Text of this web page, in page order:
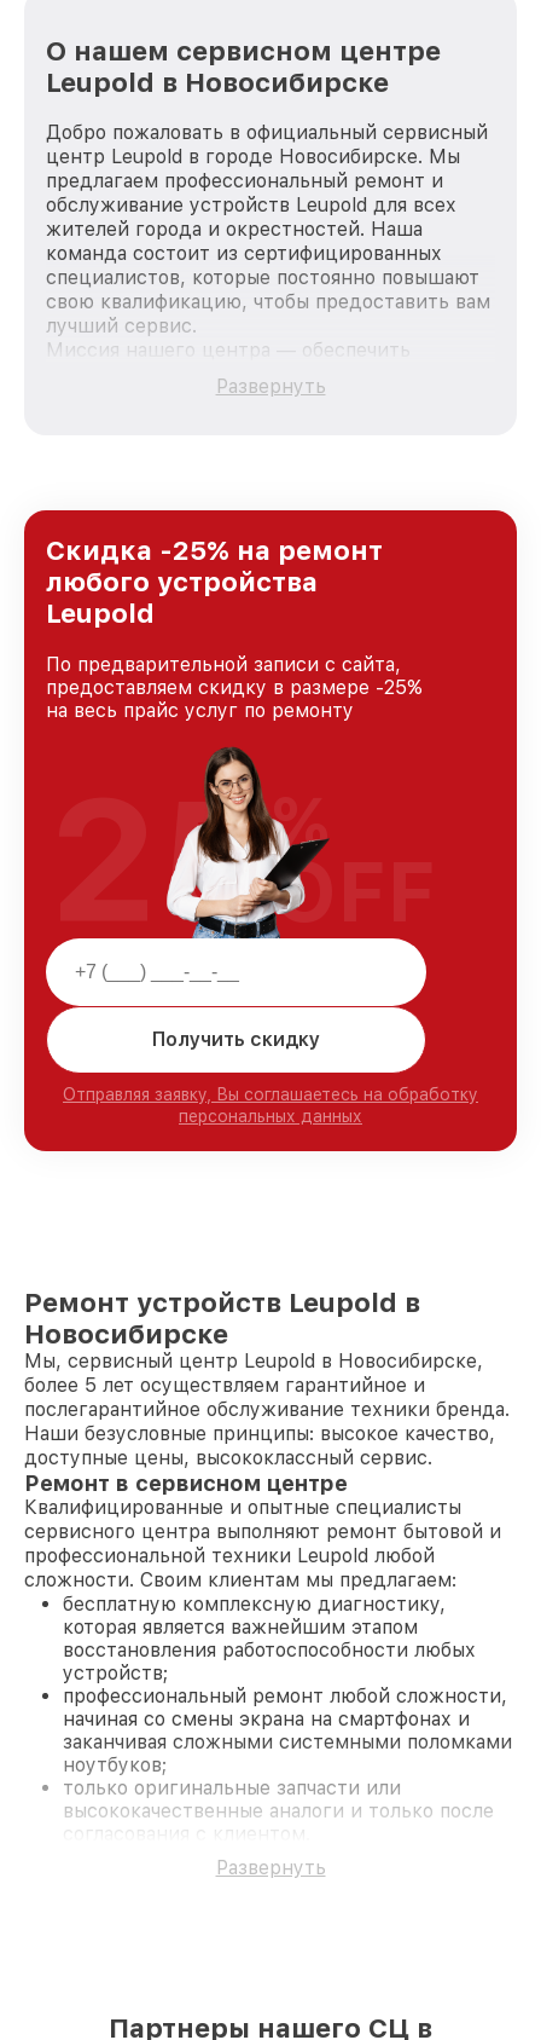
О нашем сервисном центре
Leupold в Новосибирске
Добро пожаловать в официальный сервисный
центр Leupold в городе Новосибирске. Мы
предлагаем профессиональный ремонт и
обслуживание устройств Leupold для всех
жителей города и окрестностей. Наша
команда состоит из сертифицированных
специалистов, которые постоянно повышают
свою квалификацию, чтобы предоставить вам
лучший сервис.
Миссия нашего центра — обеспечить
качественный и доступный ремонт для
каждого пользователя продукции Leupold, вне
Новосибирске, постоянно повышая уровень
доверия и лояльности наших клиентов.
Развернуть
Скидка -25% на ремонт
любого устройства
Leupold
По предварительной записи с сайта,
предоставляем скидку в размере -25%
на весь прайс услуг по ремонту
Получить скидку
Отправляя заявку, Вы соглашаетесь на обработку
персональных данных
25%
OFF
Ремонт устройств Leupold в
Новосибирске
Мы, сервисный центр Leupold в Новосибирске,
более 5 лет осуществляем гарантийное и
послегарантийное обслуживание техники бренда.
Наши безусловные принципы: высокое качество,
доступные цены, высококлассный сервис.
Ремонт в сервисном центре
Квалифицированные и опытные специалисты
сервисного центра выполняют ремонт бытовой и
профессиональной техники Leupold любой
сложности. Своим клиентам мы предлагаем:
бесплатную комплексную диагностику,
которая является важнейшим этапом
восстановления работоспособности любых
устройств;
профессиональный ремонт любой сложности,
начиная со смены экрана на смартфонах и
заканчивая сложными системными поломками
ноутбуков;
только оригинальные запчасти или
высококачественные аналоги и только после
согласования с клиентом.
На все работы и замененные комплектующие
предоставляется длительная гарантия. В случае
лучшие специалисты с многолетним опытом и
Развернуть
Партнеры нашего СЦ в